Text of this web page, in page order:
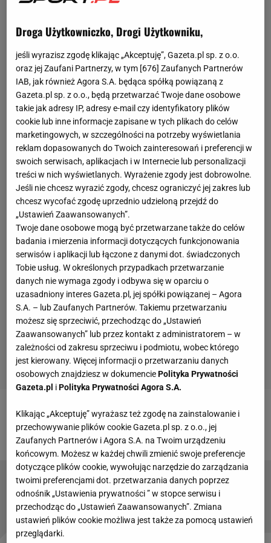
Zobacz wideoNowa rola Sochana w San Antonio.
"Bardzo poważny eksperyment"
Barcelona ma nowego idola. "Owacje było
słychać nawet na Camp Nou"
Droga Użytkowniczko, Drogi Użytkowniku,
jeśli wyrazisz zgodę klikając „Akceptuję”, Gazeta.pl sp. z o.o.
oraz jej Zaufani Partnerzy, w tym [676] Zaufanych Partnerów
IAB, jak również Agora S.A. będąca spółką powiązaną z
Gazeta.pl sp. z o.o., będą przetwarzać Twoje dane osobowe
takie jak adresy IP, adresy e-mail czy identyfikatory plików
cookie lub inne informacje zapisane w tych plikach do celów
marketingowych, w szczególności na potrzeby wyświetlania
reklam dopasowanych do Twoich zainteresowań i preferencji w
swoich serwisach, aplikacjach i w Internecie lub personalizacji
treści w nich wyświetlanych. Wyrażenie zgody jest dobrowolne.
Jeśli nie chcesz wyrazić zgody, chcesz ograniczyć jej zakres lub
chcesz wycofać zgodę uprzednio udzieloną przejdź do
„Ustawień Zaawansowanych”.
Twoje dane osobowe mogą być przetwarzane także do celów
badania i mierzenia informacji dotyczących funkcjonowania
serwisów i aplikacji lub łączone z danymi dot. świadczonych
Tobie usług. W określonych przypadkach przetwarzanie
danych nie wymaga zgody i odbywa się w oparciu o
uzasadniony interes Gazeta.pl, jej spółki powiązanej – Agora
S.A. – lub Zaufanych Partnerów. Takiemu przetwarzaniu
możesz się sprzeciwić, przechodząc do „Ustawień
Zaawansowanych” lub przez kontakt z administratorem – w
zależności od zakresu sprzeciwu i podmiotu, wobec którego
jest kierowany. Więcej informacji o przetwarzaniu danych
osobowych znajdziesz w dokumenciePolityka Prywatności
Gazeta.pl iPolityka Prywatności Agora S.A.
Klikając „Akceptuję” wyrażasz też zgodę na zainstalowanie i
przechowywanie plików cookie Gazeta.pl sp. z o.o., jej
Zaufanych Partnerów i Agora S.A. na Twoim urządzeniu
końcowym. Możesz w każdej chwili zmienić swoje preferencje
dotyczące plików cookie, wywołując narzędzie do zarządzania
twoimi preferencjami dot. przetwarzania danych poprzez
odnośnik „Ustawienia prywatności ” w stopce serwisu i
przechodząc do „Ustawień Zaawansowanych”. Zmiana
ustawień plików cookie możliwa jest także za pomocą ustawień
przeglądarki.